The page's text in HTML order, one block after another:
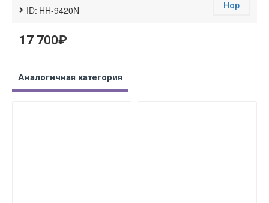
ID: HH-9420N
Hop
17 700₽
Аналогичная категория